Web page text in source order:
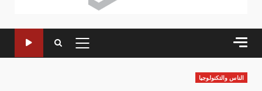
القائمة
الرئيسية
الناس والتكنولوجيا